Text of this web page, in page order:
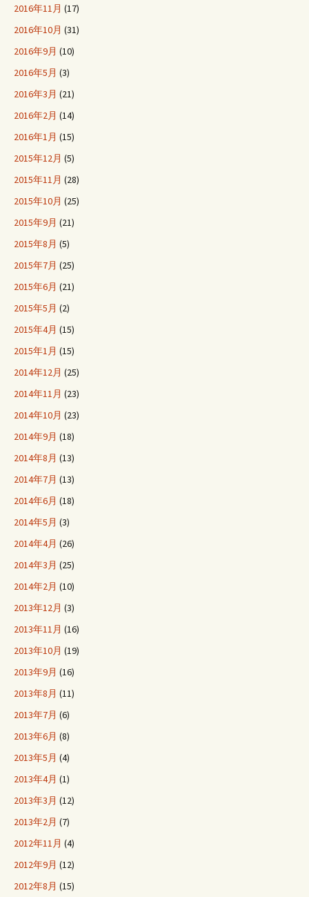
2016年11月 (17)
2016年10月 (31)
2016年9月 (10)
2016年5月 (3)
2016年3月 (21)
2016年2月 (14)
2016年1月 (15)
2015年12月 (5)
2015年11月 (28)
2015年10月 (25)
2015年9月 (21)
2015年8月 (5)
2015年7月 (25)
2015年6月 (21)
2015年5月 (2)
2015年4月 (15)
2015年1月 (15)
2014年12月 (25)
2014年11月 (23)
2014年10月 (23)
2014年9月 (18)
2014年8月 (13)
2014年7月 (13)
2014年6月 (18)
2014年5月 (3)
2014年4月 (26)
2014年3月 (25)
2014年2月 (10)
2013年12月 (3)
2013年11月 (16)
2013年10月 (19)
2013年9月 (16)
2013年8月 (11)
2013年7月 (6)
2013年6月 (8)
2013年5月 (4)
2013年4月 (1)
2013年3月 (12)
2013年2月 (7)
2012年11月 (4)
2012年9月 (12)
2012年8月 (15)